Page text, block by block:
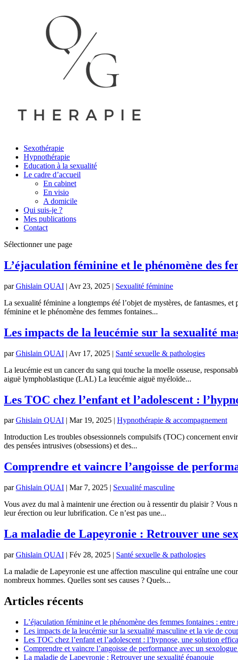
Sexothérapie
Hypnothérapie
Education à la sexualité
Le cadre d’accueil
En cabinet
En visio
A domicile
Qui suis-je ?
Mes publications
Contact
Sélectionner une page
L’éjaculation féminine et le phénomène des
parGhislain QUAI | Avr 23, 2025 | Sexualité féminine
La sexualité féminine a longtemps été l’objet de mystères, de fantasmes,
féminine et le phénomène des femmes fontaines...
Les impacts de la leucémie sur la sexualité
parGhislain QUAI | Avr 17, 2025 | Santé sexuelle & pathologies
La leucémie est un cancer du sang qui touche la moelle osseuse,
aiguë lymphoblastique (LAL) La leucémie aiguë myéloïde...
Les TOC chez l’enfant et l’adolescent :
parGhislain QUAI | Mar 19, 2025 | Hypnothérapie & accompagnement
Introduction Les troubles obsessionnels compulsifs (TOC) concernent
des pensées intrusives (obsessions) et des...
Comprendre et vaincre l’angoisse de
parGhislain QUAI | Mar 7, 2025 | Sexualité masculine
Vous avez du mal à maintenir une érection ou à ressentir du plaisir ? Vous
leur érection ou leur lubrification. Ce n’est pas une...
La maladie de Lapeyronie : Retrouver une
parGhislain QUAI | Fév 28, 2025 | Santé sexuelle & pathologies
La maladie de Lapeyronie est une affection masculine qui entraîne une
nombreux hommes. Quelles sont ses causes ? Quels...
Articles récents
L’éjaculation féminine et le phénomène des femmes fontaines :
Les impacts de la leucémie sur la sexualité masculine et la vie de
Les TOC chez l’enfant et l’adolescent : l’hypnose, une solution
Comprendre et vaincre l’angoisse de performance avec un
La maladie de Lapeyronie : Retrouver une sexualité épanouie